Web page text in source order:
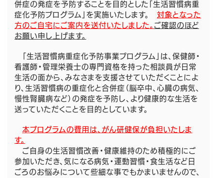
併症の発症を予防することを目的とした「生活習慣病重
症化予防プログラム」を実施いたします。 対象となった
方のご自宅にご案内を送付いたしました。 ご確認のほど
お願い申し上げます。
「生活習慣病重症化予防事業プログラム」は、保健師・
看護師・管理栄養士の専門資格を持った相談員が日常
生活の面から、みなさまを支援させていただくことによ
り、生活習慣病の重症化と合併症（脳卒中、心臓の病気、
慢性腎臓病など）の発症を予防し、より健康的な生活を
送っていただくことを目的としています。
本プログラムの費用は、がん研健保が負担いたしま
す。
ご自身の生活習慣改善・健康維持のため積極的にご
参加いただき、気になる病気・運動習慣・食生活など日
ごろのお悩みについて些細な事でもかまいませんので、